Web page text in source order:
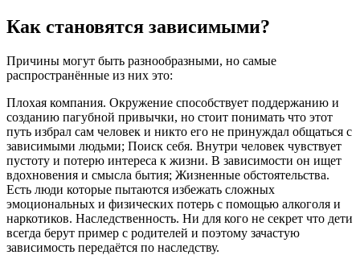
Как становятся зависимыми?
Причины могут быть разнообразными, но самые
распространённые из них это:
Плохая компания. Окружение способствует поддержанию и
созданию пагубной привычки, но стоит понимать что этот
путь избрал сам человек и никто его не принуждал общаться с
зависимыми людьми; Поиск себя. Внутри человек чувствует
пустоту и потерю интереса к жизни. В зависимости он ищет
вдохновения и смысла бытия; Жизненные обстоятельства.
Есть люди которые пытаются избежать сложных
эмоциональных и физических потерь с помощью алкоголя и
наркотиков. Наследственность. Ни для кого не секрет что дети
всегда берут пример с родителей и поэтому зачастую
зависимость передаётся по наследству.